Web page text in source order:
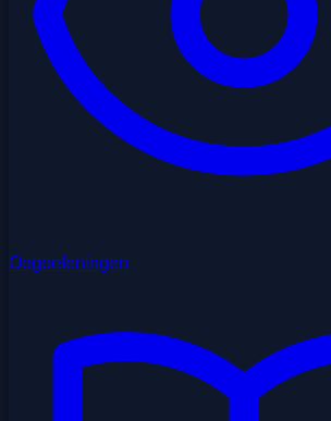
Oogoefeningen